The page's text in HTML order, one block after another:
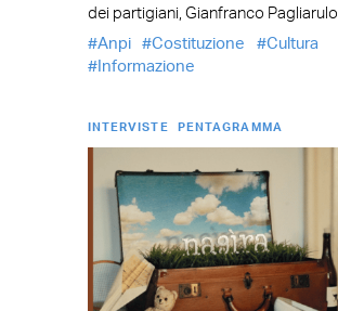
dei partigiani, Gianfranco Pagliarulo
Anpi
Costituzione
Cultura
Informazione
INTERVISTE PENTAGRAMMA